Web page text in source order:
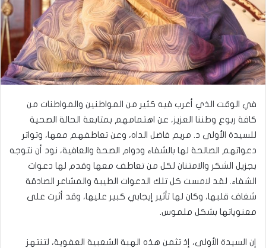
في الوقت الذي أعرب فيه كثير من المواطنين والمواطنات من
كافة ربوع وطننا العزيز، عن اهتمامهم بمتابعة الحالة الصحية
للسيدة الأولى د. مريم فاضل الداه، وعن تعاطفهم معها، وتواتر
دعواتهم الصالحة لها بالشفاء ودوام الصحة والعافية، نود أن نتوجه
بجزيل الشكر والامتنان لكل من تعاطف معها وقدم لها دعوات
الشفاء. لقد لامست كل تلك الدعوات الطيبة والمشاعر الصادقة
شغاف قلبها، وكان لها تأثير إيجابي كبير عليها، وقد أثرت على
معنوياتها بشكل ملموس.
إن السيدة الأولى، إذ تثمن هذه الهبة الشعبية العفوية، لتنتهز